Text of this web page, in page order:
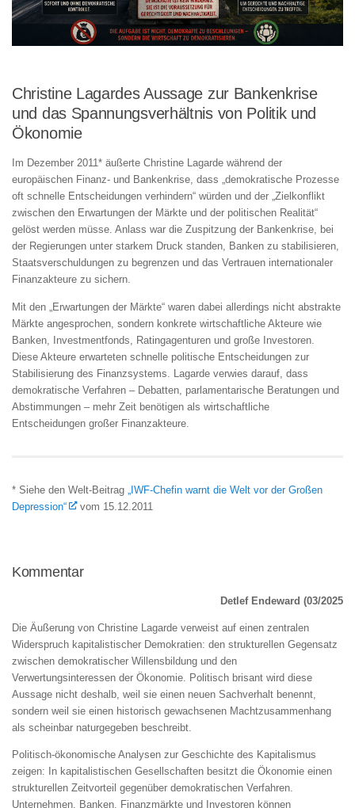
Christine Lagardes Aussage zur Bankenkrise
und das Spannungsverhältnis von Politik und
Ökonomie
Im Dezember 2011* äußerte Christine Lagarde während der
europäischen Finanz- und Bankenkrise, dass „demokratische Prozesse
oft schnelle Entscheidungen verhindern“ würden und der „Zielkonflikt
zwischen den Erwartungen der Märkte und der politischen Realität“
gelöst werden müsse. Anlass war die Zuspitzung der Bankenkrise, bei
der Regierungen unter starkem Druck standen, Banken zu stabilisieren,
Staatsverschuldungen zu begrenzen und das Vertrauen internationaler
Finanzakteure zu sichern.
Mit den „Erwartungen der Märkte“ waren dabei allerdings nicht abstrakte
Märkte angesprochen, sondern konkrete wirtschaftliche Akteure wie
Banken, Investmentfonds, Ratingagenturen und große Investoren.
Diese Akteure erwarteten schnelle politische Entscheidungen zur
Stabilisierung des Finanzsystems. Lagarde verwies darauf, dass
demokratische Verfahren – Debatten, parlamentarische Beratungen und
Abstimmungen – mehr Zeit benötigen als wirtschaftliche
Entscheidungen großer Finanzakteure.
* Siehe den Welt-Beitrag „IWF-Chefin warnt die Welt vor der Großen
Depression“
vom 15.12.2011
Kommentar
Detlef Endeward (03/2025
Die Äußerung von Christine Lagarde verweist auf einen zentralen
Widerspruch kapitalistischer Demokratien: den strukturellen Gegensatz
zwischen demokratischer Willensbildung und den
Verwertungsinteressen der Ökonomie. Politisch brisant wird diese
Aussage nicht deshalb, weil sie einen neuen Sachverhalt benennt,
sondern weil sie einen historisch gewachsenen Machtzusammenhang
als scheinbar naturgegeben beschreibt.
Politisch-ökonomische Analysen zur Geschichte des Kapitalismus
zeigen: In kapitalistischen Gesellschaften besitzt die Ökonomie einen
strukturellen Zeitvorteil gegenüber demokratischen Verfahren.
Unternehmen, Banken, Finanzmärkte und Investoren können